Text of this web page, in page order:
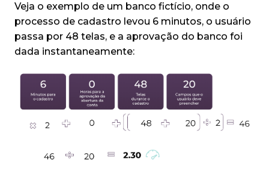
Veja o exemplo de um banco fictício, onde o
processo de cadastro levou 6 minutos, o usuário
passa por 48 telas, e a aprovação do banco foi
dada instantaneamente: